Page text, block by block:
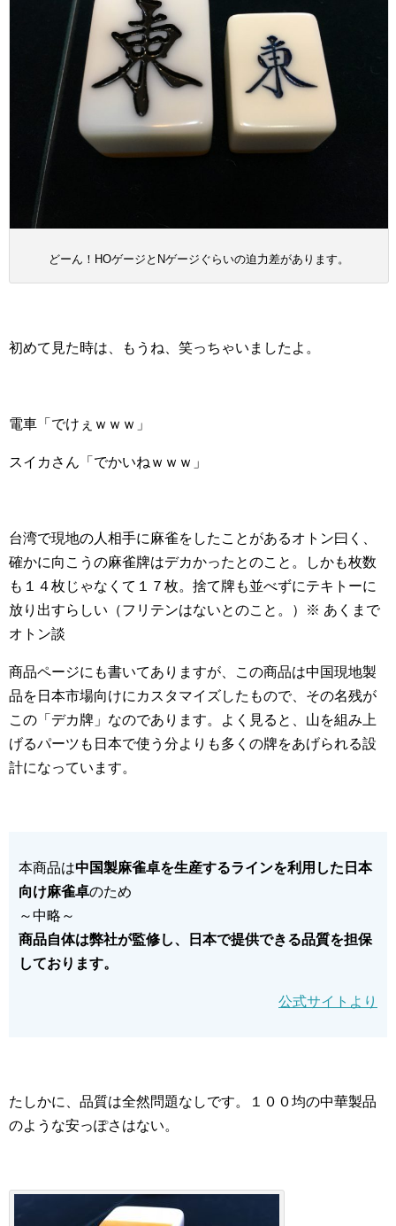
どーん！HOゲージとNゲージぐらいの迫力差があります。
初めて見た時は、もうね、笑っちゃいましたよ。
電車「でけぇｗｗｗ」
スイカさん「でかいねｗｗｗ」
台湾で現地の人相手に麻雀をしたことがあるオトン曰く、
確かに向こうの麻雀牌はデカかったとのこと。しかも枚数
も１４枚じゃなくて１７枚。捨て牌も並べずにテキトーに
放り出すらしい（フリテンはないとのこと。）※ あくまで
オトン談
商品ページにも書いてありますが、この商品は中国現地製
品を日本市場向けにカスタマイズしたもので、その名残が
この「デカ牌」なのであります。よく見ると、山を組み上
げるパーツも日本で使う分よりも多くの牌をあげられる設
計になっています。
本商品は中国製麻雀卓を生産するラインを利用した日本
向け麻雀卓のため
～中略～
商品自体は弊社が監修し、日本で提供できる品質を担保
しております。
公式サイトより
たしかに、品質は全然問題なしです。１００均の中華製品
のような安っぽさはない。